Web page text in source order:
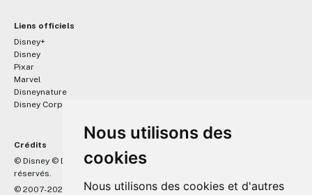
Nous utilisons des
cookies
Nous utilisons des cookies et d'autres
Liens officiels
Disney+
Disney
Pixar
Marvel
Disneynature
Disney Corporate
Crédits
© Disney © Disney/Pixar © &™Lucasfilm LTD © Marvel. Tous droits
réservés.
© 2007-2026 DisneyPixar.fr